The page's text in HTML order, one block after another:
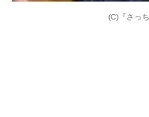
(C)『さっ